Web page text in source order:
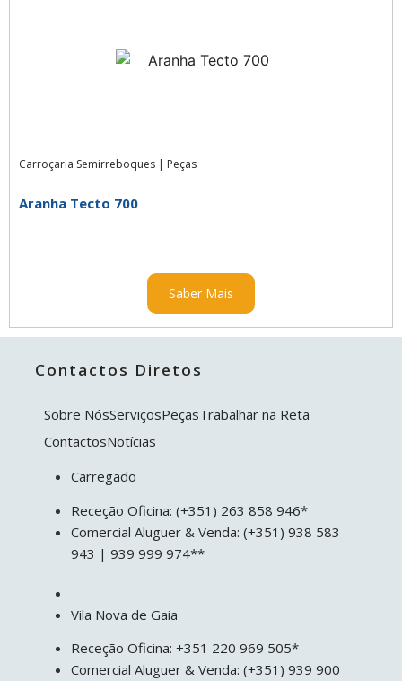
Carroçaria Semirreboques | Peças
Aranha Tecto 700
Saber Mais
Contactos Diretos
Sobre NósServiçosPeçasTrabalhar na Reta
ContactosNotícias
Carregado
Receção Oficina: (+351) 263 858 946*
Comercial Aluguer & Venda: (+351) 938 583
943 | 939 999 974**
Vila Nova de Gaia
Receção Oficina: +351 220 969 505*
Comercial Aluguer & Venda: (+351) 939 900